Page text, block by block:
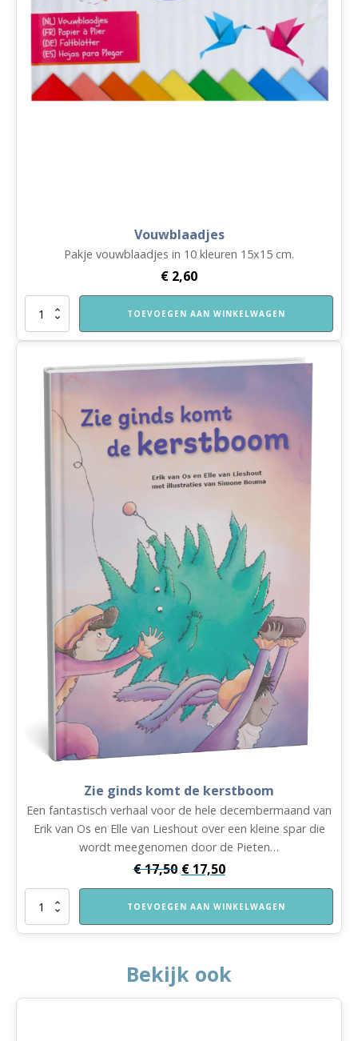
Bekijk ook
Vouwblaadjes
Pakje vouwblaadjes in 10 kleuren 15x15 cm.
€ 2,60
Vouwblaadjes
TOEVOEGEN AAN WINKELWAGEN
Zie ginds komt de kerstboom
Een fantastisch verhaal voor de hele decembermaand van
Erik van Os en Elle van Lieshout over een kleine spar die
wordt meegenomen door de Pieten…
€17,50 €17,50
komt
TOEVOEGEN AAN WINKELWAGEN